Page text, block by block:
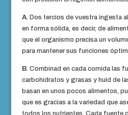
A. Dos tercios de vuestra ingesta
en forma sólida, es decir, de
que el organismo precisa un
para mantener sus funciones
B. Combinad en cada comida las
carbohidratos y grasas y huid de
basan en unos pocos alimentos,
que es gracias a la variedad que
todos los nutrientes. Cada fuente